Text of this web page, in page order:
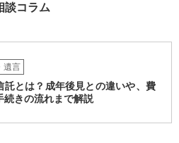
談コラム
遺言
託とは？成年後見との違いや、費
続きの流れまで解説